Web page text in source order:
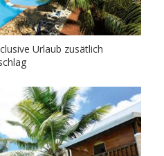
Urlaub zusätlich